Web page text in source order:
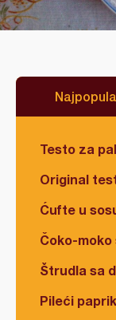
Testo za
Original
Ćufte u
Čoko-moko
Štrudla sa
Pileći